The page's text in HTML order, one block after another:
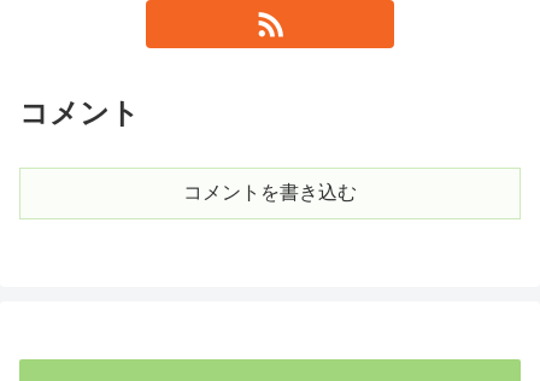
コメント
コメントを書き込む